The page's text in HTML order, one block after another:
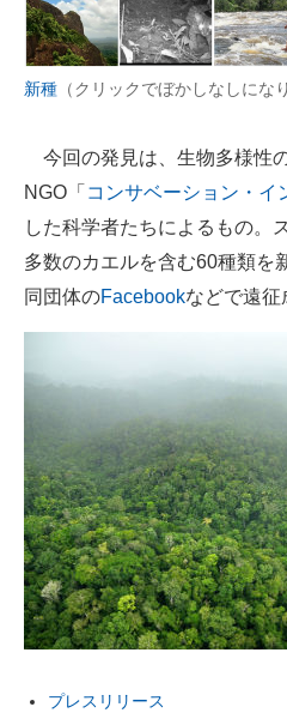
電子設計の基本と応用
新種 （クリックでぼかしなしにな
今回の発見は、生物多様性
NGO「 コンサベーション・イ
した科学者たちによるもの。
多数のカエルを含む60種類を
同団体のFacebookなどで遠征
プレスリリース